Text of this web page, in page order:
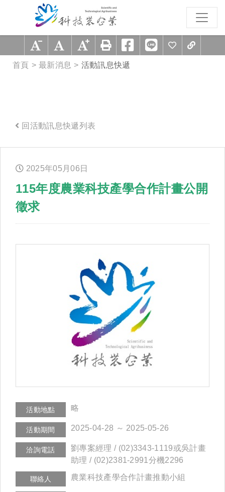
跳到主要內容區塊
首頁 最新消息 活動訊息快遞
回活動訊息快遞列表
2025年05 月06 日
115年度農業科技產學合作計畫公開
徵求
活動地點 略
活動期間 2025-04-28 ～ 2025-05-26
洽詢電話
劉專案經理 / (02)3343-1119或吳計畫
助理 / (02)2381-2991分機2296
聯絡人 農業科技產學合作計畫推動小組